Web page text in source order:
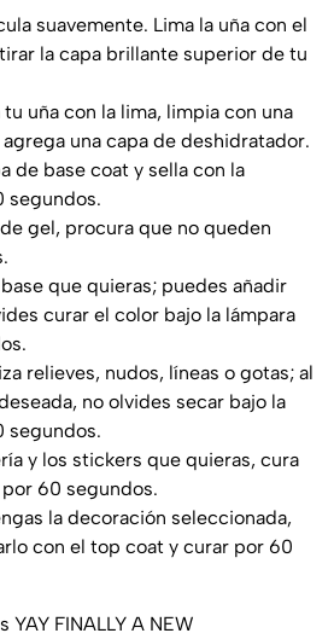
suavemente. Lima la uña con el
la capa brillante superior de tu
tu uña con la lima, limpia con una
una capa de deshidratador.
de base coat y sella con la
segundos.
gel, procura que no queden
que quieras; puedes añadir
curar el color bajo la lámpara
relieves, nudos, líneas o gotas; al
no olvides secar bajo la
segundos.
y los stickers que quieras, cura
60 segundos.
la decoración seleccionada,
con el top coat y curar por 60
YAY FINALLY A NEW